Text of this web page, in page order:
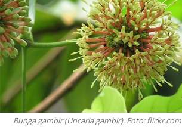
Bunga gambir (Uncaria gambir). Foto: flickr.com